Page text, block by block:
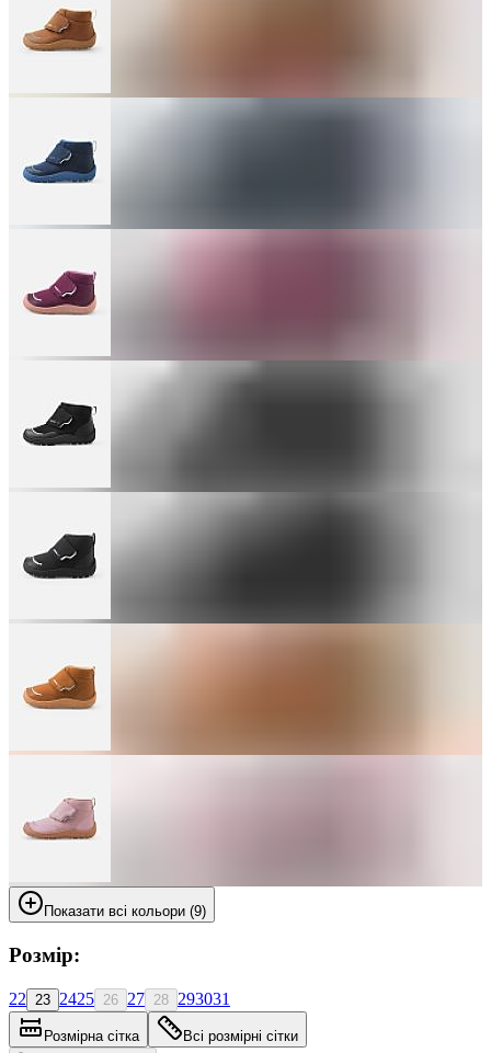
Показати всі кольори (9)
Розмір:
22 23 2425 26 27 28 293031
Розмірна сітка Всі розмірні сітки